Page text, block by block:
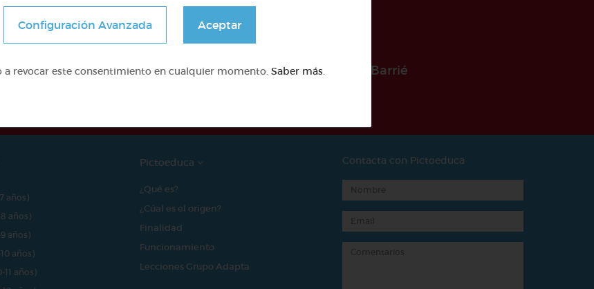
ha sido posible gracias al mecenazgo de la Fundación Barrié
años)
años)
años)
años)
11 años)
Pictoeduca
¿Qué es?
¿Cúal es el origen?
Finalidad
Funcionamiento
Lecciones Grupo Adapta
Contacta con Pictoeduca
Configuración Avanzada Aceptar
a revocar este consentimiento en cualquier momento. Saber más.